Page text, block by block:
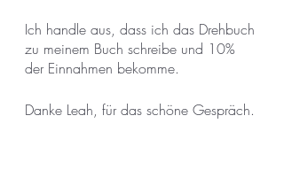
Ich handle aus, dass ich das Drehbuch
zu meinem Buch schreibe und 10%
der Einnahmen bekomme.
Danke Leah, für das schöne Gespräch.